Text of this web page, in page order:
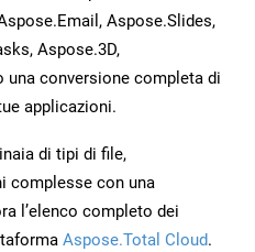
Aspose.Slides,
Aspose.3D,
una conversione completa di
applicazioni.
di tipi di file,
complesse con una
l’elenco completo dei
Aspose.Total Cloud.